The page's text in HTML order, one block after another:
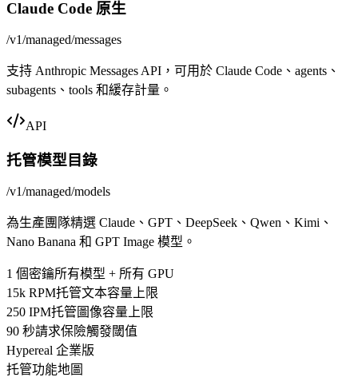
Claude Code 原生
/v1/managed/messages
支持 Anthropic Messages API，可用於 Claude Code、agents、
subagents、tools 和緩存計量。
API
托管模型目錄
/v1/managed/models
為生產團隊精選 Claude、GPT、DeepSeek、Qwen、Kimi、
Nano Banana 和 GPT Image 模型。
1 個密鑰所有模型 + 所有 GPU
15k RPM托管文本容量上限
250 IPM托管圖像容量上限
90 秒請求保險觸發閾值
Hypereal 企業版
托管功能地圖